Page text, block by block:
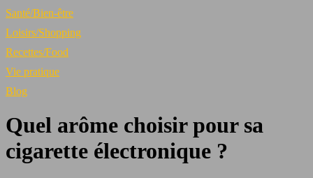
Santé/Bien-être
Loisirs/Shopping
Recettes/Food
Vie pratique
Blog
Quel arôme choisir pour sa
cigarette électronique ?